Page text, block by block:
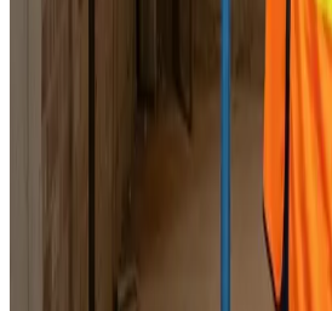
Specialister i alle mærker
70 60 30 04